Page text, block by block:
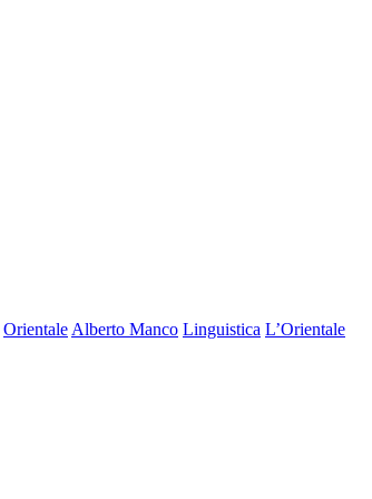
Orientale Alberto Manco Linguistica L’Orientale